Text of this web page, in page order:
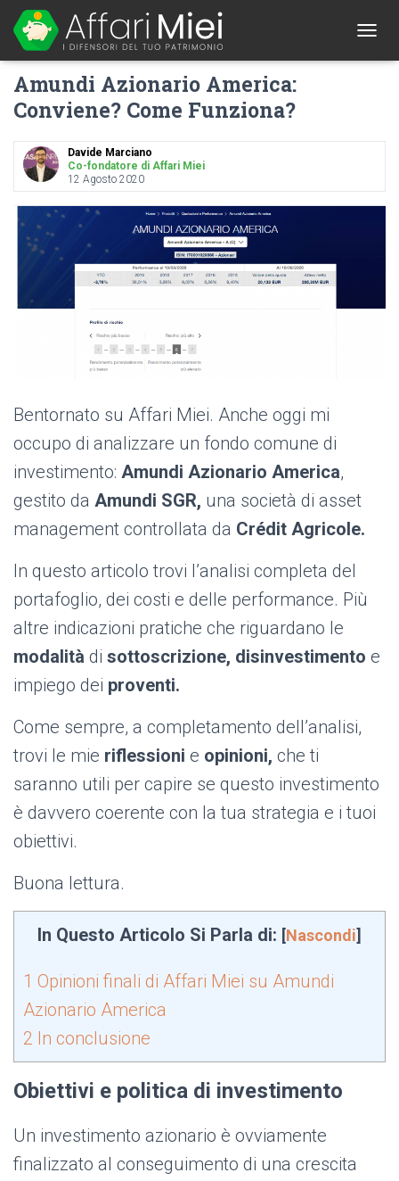
O
N
Amundi Azionario America:
Conviene? Come Funziona?
Davide Marciano
Co-fondatore di Affari Miei
12 Agosto 2020
Bentornato su Affari Miei. Anche oggi mi
occupo di analizzare un fondo comune di
investimento: Amundi Azionario America,
gestito da Amundi SGR, una società di asset
management controllata da Crédit Agricole.
In questo articolo trovi l’analisi completa del
portafoglio, dei costi e delle performance. Più
altre indicazioni pratiche che riguardano le
modalità di sottoscrizione, disinvestimento e
impiego dei proventi.
Come sempre, a completamento dell’analisi,
trovi le mie riflessioni e opinioni, che ti
saranno utili per capire se questo investimento
è davvero coerente con la tua strategia e i tuoi
obiettivi.
Buona lettura.
In Questo Articolo Si Parla di: [Nascondi]
1 Opinioni finali di Affari Miei su Amundi
Azionario America
2 In conclusione
Obiettivi e politica di investimento
Un investimento azionario è ovviamente
finalizzato al conseguimento di una crescita